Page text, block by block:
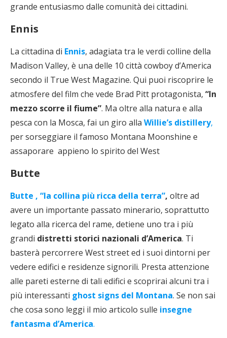
grande entusiasmo dalle comunità dei cittadini.
Ennis
La cittadina di Ennis, adagiata tra le verdi colline della
Madison Valley, è una delle 10 città cowboy d’America
secondo il True West Magazine. Qui puoi riscoprire le
atmosfere del film che vede Brad Pitt protagonista, “In
mezzo scorre il fiume”. Ma oltre alla natura e alla
pesca con la Mosca, fai un giro alla Willie’s distillery,
per sorseggiare il famoso Montana Moonshine e
assaporare appieno lo spirito del West
Butte
Butte , “la collina più ricca della terra”, oltre ad
avere un importante passato minerario, soprattutto
legato alla ricerca del rame, detiene uno tra i più
grandi distretti storici nazionali d’America. Ti
basterà percorrere West street ed i suoi dintorni per
vedere edifici e residenze signorili. Presta attenzione
alle pareti esterne di tali edifici e scoprirai alcuni tra i
più interessanti ghost signs del Montana. Se non sai
che cosa sono leggi il mio articolo sulle insegne
fantasma d’America.